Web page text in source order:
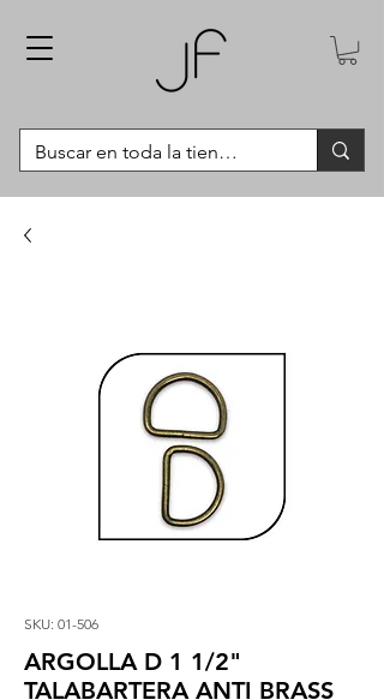
SKU: 01-506
ARGOLLA D 1 1/2"
TALABARTERA ANTI BRASS